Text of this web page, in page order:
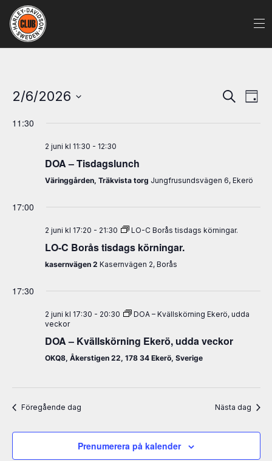
and
Sök Dag
2/6/2026
datum.
11:30
2 juni kl 11:30 - 12:30
DOA – Tisdagslunch
Väringgården, Träkvista torg Jungfrusundsvägen 6, Ekerö
17:00
2 juni kl 17:20 - 21:30 LO-C Borås tisdags körningar.
LO-C Borås tisdags körningar.
kasernvägen 2 Kasernvägen 2, Borås
17:30
2 juni kl 17:30 - 20:30
DOA – Kvällskörning Ekerö, udda
veckor
DOA – Kvällskörning Ekerö, udda veckor
OKQ8, Åkerstigen 22, 178 34 Ekerö, Sverige
Föregående dag Nästa dag
Prenumerera på kalender